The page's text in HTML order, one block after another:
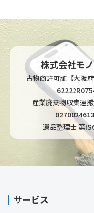
株式会社モ
古物商許可証【大阪府
産業廃棄物収集運
遺品整理士 第
サービス